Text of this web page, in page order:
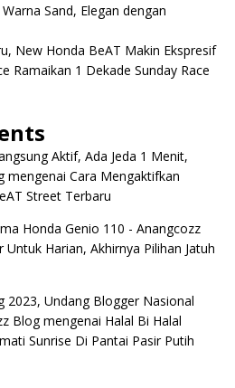
Sand, Elegan dengan
New Honda BeAT Makin Ekspresif
Ramaikan 1 Dekade Sunday Race
Aktif, Ada Jeda 1 Menit,
mengenai Cara Mengaktifkan
Street Terbaru
Honda Genio 110 - Anangcozz
Untuk Harian, Akhirnya Pilihan Jatuh
2023, Undang Blogger Nasional
Blogmengenai Halal Bi Halal
Sunrise Di Pantai Pasir Putih